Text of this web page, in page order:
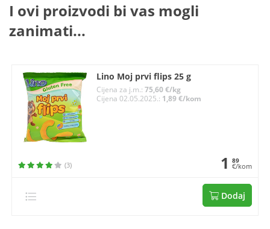
I ovi proizvodi bi vas mogli
zanimati...
Lino Moj prvi flips 25 g
Cijena za j.m.:75,60 €/kg
Cijena 02.05.2025.: 1,89 €/kom
(3) 1 89
€/kom
Dodaj